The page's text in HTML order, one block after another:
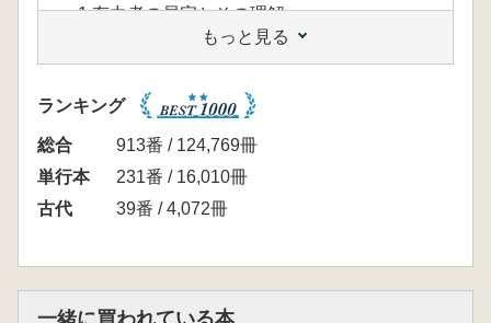
1.有力者の居宅とその理解
2.弥生時代における方形柱掘方の出現とその
系統
3.古墳時代の大型掘立柱建物
4.分散から集約へ
5.超大型建物の出現・展開と官衙の出現
第2章 屯倉から評衙・郡衙へ 橘樹官衙遺跡
群の検討を中心に
もっと見る
ランキング
総合
913番 / 124,769冊
単行本
231番 / 16,010冊
古代
39番 / 4,072冊